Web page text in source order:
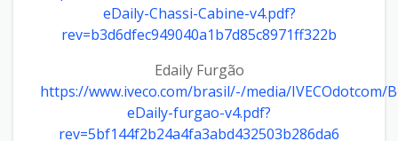
eDaily-Chassi-Cabine-v4.pdf?
rev=b3d6dfec949040a1b7d85c8971ff322b
Edaily Furgão
https://www.iveco.com/brasil/-/media/IVECOdotcom/
eDaily-furgao-v4.pdf?
rev=5bf144f2b24a4fa3abd432503b286da6